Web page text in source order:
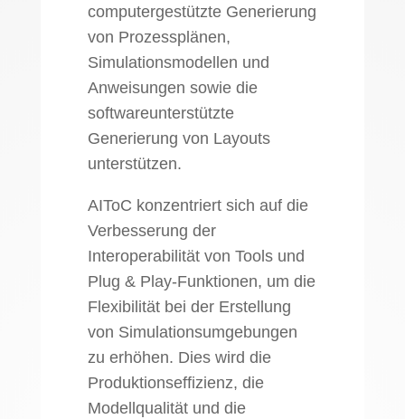
computergestützte Generierung
von Prozessplänen,
Simulationsmodellen und
Anweisungen sowie die
softwareunterstützte
Generierung von Layouts
unterstützen.
AIToC konzentriert sich auf die
Verbesserung der
Interoperabilität von Tools und
Plug & Play-Funktionen, um die
Flexibilität bei der Erstellung
von Simulationsumgebungen
zu erhöhen. Dies wird die
Produktionseffizienz, die
Modellqualität und die